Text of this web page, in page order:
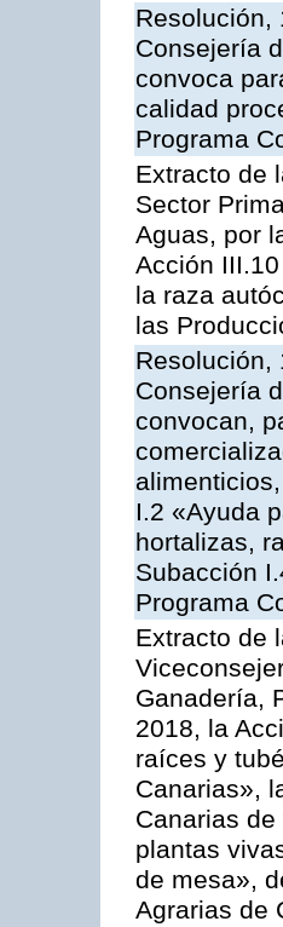
Resolución,
Consejería
convoca
calidad
Programa
Extracto de
Sector
Aguas, por
Acción
la raza
las
Resolución,
Consejería
convocan,
I.2 «Ayuda
hortalizas,
Subacción
Programa
Extracto de
Ganadería,
2018, la
raíces y
Canarias»,
Canarias
plantas
de mesa»,
Agrarias de